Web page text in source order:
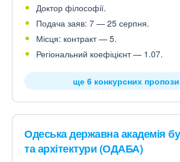
Доктор філософії.
Подача заяв: 7 — 25 серпня.
Місця: контракт — 5.
Регіональний коефіцієнт — 1.07.
ще 6 конкурсних
Одеська державна академія
та архітектури (ОДАБА)